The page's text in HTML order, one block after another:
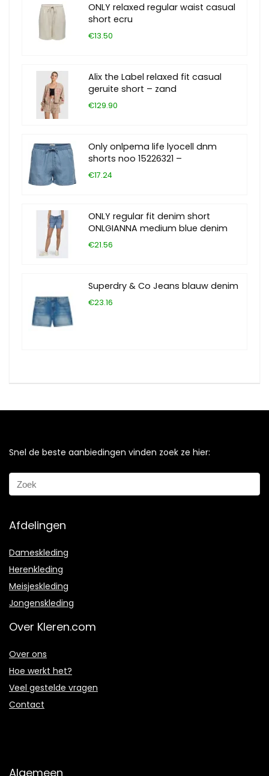
ONLY relaxed regular waist casual
short ecru
€13.50
Alix the Label relaxed fit casual
geruite short – zand
€129.90
Only onlpema life lyocell dnm
shorts noo 15226321 –
€17.24
ONLY regular fit denim short
ONLGIANNA medium blue denim
€21.56
Superdry & Co Jeans blauw denim
€23.16
Snel de beste aanbiedingen vinden zoek ze hier:
Afdelingen
Dameskleding
Herenkleding
Meisjeskleding
Jongenskleding
Over Kleren.com
Over ons
Hoe werkt het?
Veel gestelde vragen
Contact
Algemeen